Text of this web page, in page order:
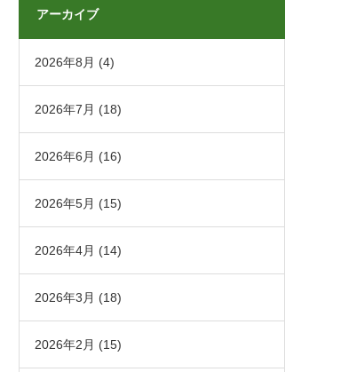
アーカイブ
2026年8月 (4)
2026年7月 (18)
2026年6月 (16)
2026年5月 (15)
2026年4月 (14)
2026年3月 (18)
2026年2月 (15)